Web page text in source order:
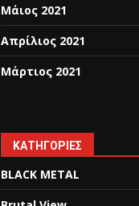
Μάιος 2021
Απρίλιος 2021
Μάρτιος 2021
KΑΤΗΓΟΡΊΕΣ
BLACK METAL